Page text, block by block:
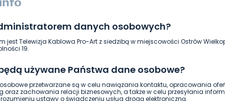
danych osobowych?
jest Telewizja Kablowa Pro-Art z siedzibą w miejscowości Ostrów
19.
używane Państwa dane osobowe?
przetwarzane są w celu nawiązania kontaktu, opracowania
oraz zachowania relacji biznesowych, a także w celu przesyłania
ustawy o świadczeniu usług drogą elektroniczną.
stanie się popularniejszą? I czy
na trybunach? Przecież w sobotę
tego sezonu Energa Basket Ligi w
z pewnością będą walczyć o
kilkukrotnie, chociażby w fazie play-off.